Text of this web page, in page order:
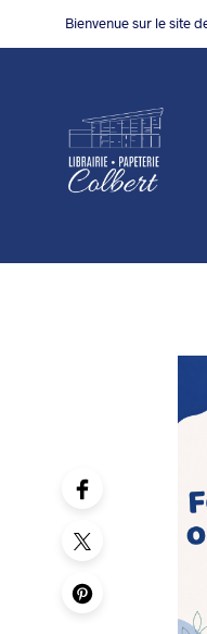
Bienvenue sur le site